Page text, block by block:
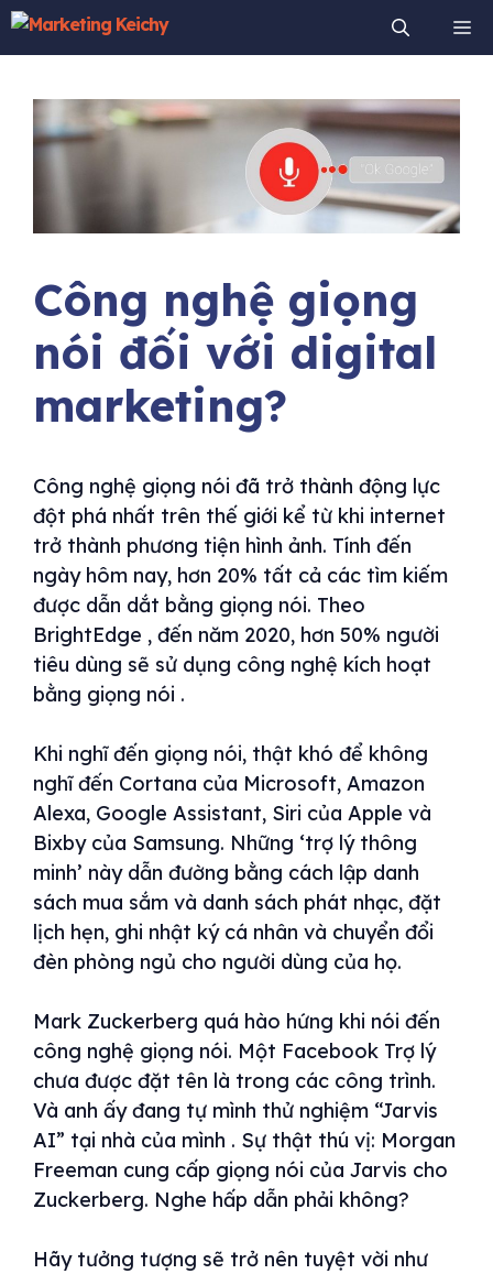
Chuyển
dung
Công nghệ giọng
nói đối với digital
marketing?
Công nghệ giọng nói đã trở thành động lực
đột phá nhất trên thế giới kể từ khi internet
trở thành phương tiện hình ảnh. Tính đến
ngày hôm nay, hơn 20% tất cả các tìm kiếm
được dẫn dắt bằng giọng nói. Theo
BrightEdge , đến năm 2020, hơn 50% người
tiêu dùng sẽ sử dụng công nghệ kích hoạt
bằng giọng nói .
Khi nghĩ đến giọng nói, thật khó để không
nghĩ đến Cortana của Microsoft, Amazon
Alexa, Google Assistant, Siri của Apple và
Bixby của Samsung. Những ‘trợ lý thông
minh’ này dẫn đường bằng cách lập danh
sách mua sắm và danh sách phát nhạc, đặt
lịch hẹn, ghi nhật ký cá nhân và chuyển đổi
đèn phòng ngủ cho người dùng của họ.
Mark Zuckerberg quá hào hứng khi nói đến
công nghệ giọng nói. Một Facebook Trợ lý
chưa được đặt tên là trong các công trình.
Và anh ấy đang tự mình thử nghiệm “Jarvis
AI” tại nhà của mình . Sự thật thú vị: Morgan
Freeman cung cấp giọng nói của Jarvis cho
Zuckerberg. Nghe hấp dẫn phải không?
Hãy tưởng tượng sẽ trở nên tuyệt vời như